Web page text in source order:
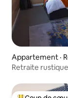
Appartement ·
Retraite